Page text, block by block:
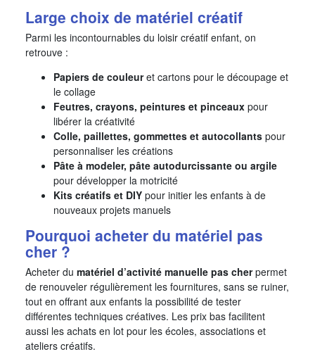
Large choix de matériel créatif
Parmi les incontournables du loisir créatif enfant, on
retrouve :
Papiers de couleuret cartons pour le découpage et
le collage
Feutres, crayons, peintures et pinceaux pour
libérer la créativité
Colle, paillettes, gommettes et autocollants pour
personnaliser les créations
Pâte à modeler, pâte autodurcissante ou argile
pour développer la motricité
Kits créatifs et DIY pour initier les enfants à de
nouveaux projets manuels
Pourquoi acheter du matériel pas
cher ?
Acheter du matériel d’activité manuelle pas cherpermet
de renouveler régulièrement les fournitures, sans se ruiner,
tout en offrant aux enfants la possibilité de tester
différentes techniques créatives. Les prix bas facilitent
aussi les achats en lot pour les écoles, associations et
ateliers créatifs.